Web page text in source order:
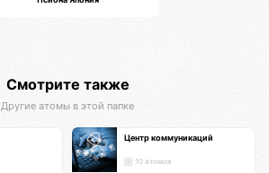
Смотрите также
Другие атомы в этой папке
Центр коммуникаций
10 атомов